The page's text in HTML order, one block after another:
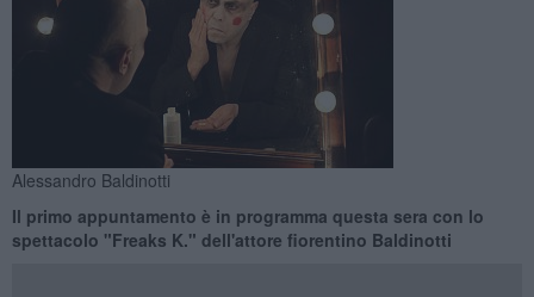
Alessandro Baldinotti
Il primo appuntamento è in programma questa sera con lo
spettacolo "Freaks K." dell'attore fiorentino Baldinotti